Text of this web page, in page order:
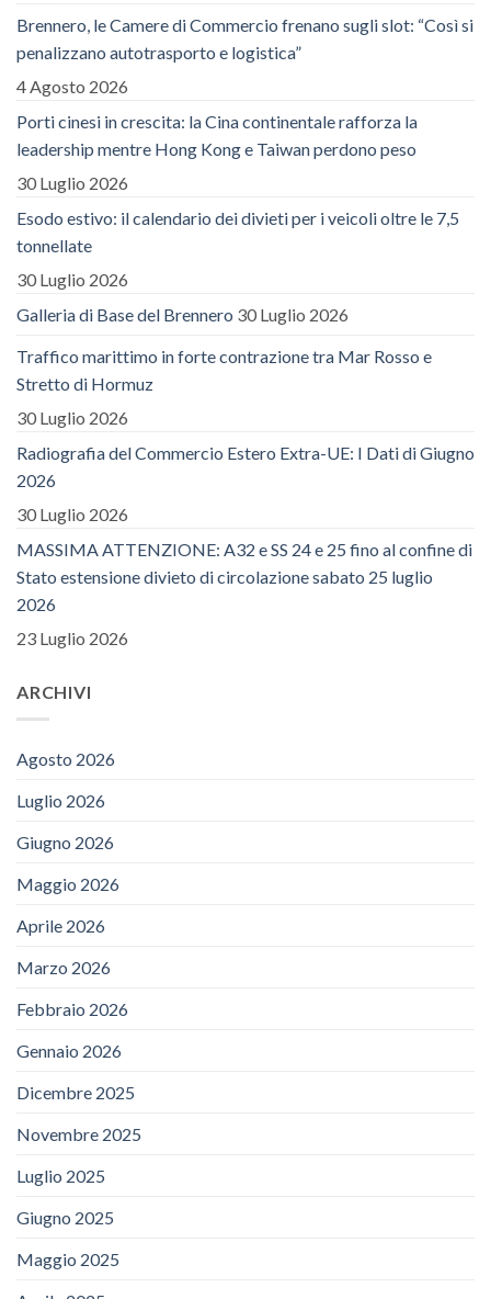
Brennero, le Camere di Commercio frenano sugli slot: “Così si
penalizzano autotrasporto e logistica”
4 Agosto 2026
Porti cinesi in crescita: la Cina continentale rafforza la
leadership mentre Hong Kong e Taiwan perdono peso
30 Luglio 2026
Esodo estivo: il calendario dei divieti per i veicoli oltre le 7,5
tonnellate
30 Luglio 2026
Galleria di Base del Brennero 30 Luglio 2026
Traffico marittimo in forte contrazione tra Mar Rosso e
Stretto di Hormuz
30 Luglio 2026
Radiografia del Commercio Estero Extra-UE: I Dati di Giugno
2026
30 Luglio 2026
MASSIMA ATTENZIONE: A32 e SS 24 e 25 fino al confine di
Stato estensione divieto di circolazione sabato 25 luglio
2026
23 Luglio 2026
ARCHIVI
Agosto 2026
Luglio 2026
Giugno 2026
Maggio 2026
Aprile 2026
Marzo 2026
Febbraio 2026
Gennaio 2026
Dicembre 2025
Novembre 2025
Luglio 2025
Giugno 2025
Maggio 2025